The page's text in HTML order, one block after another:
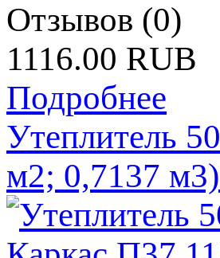
Отзывов (0)
1116.00 RUB
Подробнее
Утеплитель
м2; 0,7137